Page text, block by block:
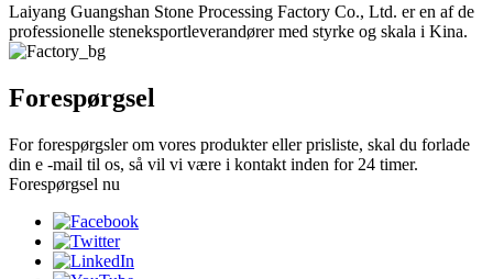
Laiyang Guangshan Stone Processing Factory Co., Ltd. er en af ​​de
professionelle steneksportleverandører med styrke og skala i Kina.
Forespørgsel
For forespørgsler om vores produkter eller prisliste, skal du forlade
din e -mail til os, så vil vi være i kontakt inden for 24 timer.
Forespørgsel nu